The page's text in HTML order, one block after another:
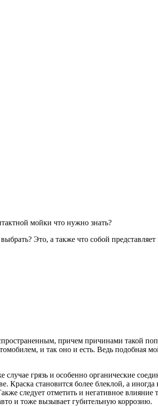
Это, а также что собой
причем причинами такой
и так оно и есть. Ведь подобная
грязь и особенно органические
Краска становится более блеклой, а
следует отметить и негативное
и тоже вызывает губительную коррозию.